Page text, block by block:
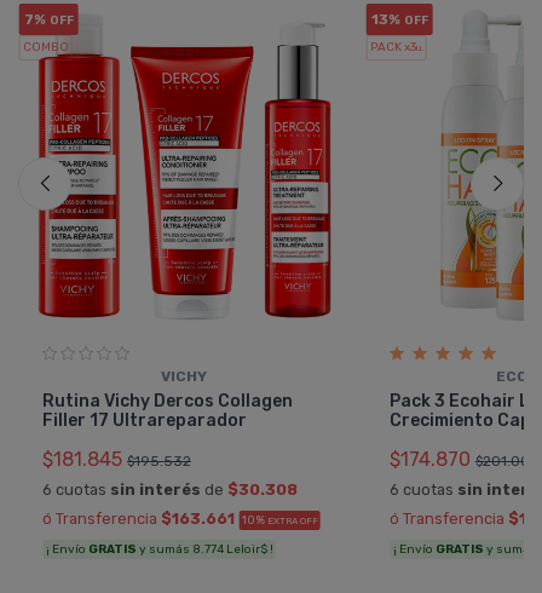
7% OFF
COMBO
VICHY
Rutina Vichy Dercos Collagen
Filler 17 Ultrareparador
$181.845 $195.532
6 cuotas sin interés de $30.308
ó Transferencia $163.661 10% EXTRA OFF
¡ Envío GRATIS y sumás 8.774 Leloir$ !
13% OFF
PACK x3u.
Pack 3 Ecohair
Crecimiento
$174.870 $201.000
6 cuotas sin
ó Transferencia
¡ Envío GRATIS y sumás